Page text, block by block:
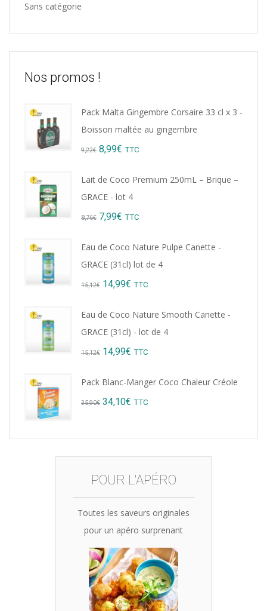
Sans catégorie
Nos promos !
Pack Malta Gingembre Corsaire 33 cl x 3 -
Boisson maltée au gingembre
9,22€ Original
8,99€ Current
TTC
Lait de Coco Premium 250mL – Brique –
GRACE - lot 4
8,76€ Original
7,99€ Current
TTC
Eau de Coco Nature Pulpe Canette -
GRACE (31cl) lot de 4
15,12€ Original
14,99€ Current
TTC
Eau de Coco Nature Smooth Canette -
GRACE (31cl) - lot de 4
15,12€ Original
14,99€ Current
TTC
Pack Blanc-Manger Coco Chaleur Créole
35,90€ Original
was:
35,90€.
34,10€ Current
is:
34,10€.
TTC
POUR L'APÉRO
Toutes les saveurs originales
pour un apéro surprenant